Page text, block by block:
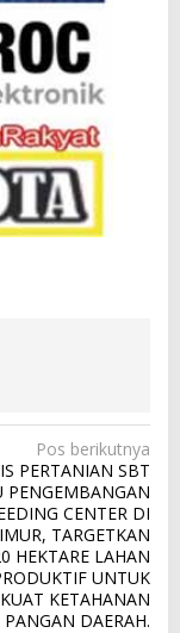
Pos berikutnya
PERTANIAN SBT
PENGEMBANGAN
CENTER DI
TARGETKAN
HEKTARE LAHAN
UNTUK
KETAHANAN
PANGAN DAERAH.